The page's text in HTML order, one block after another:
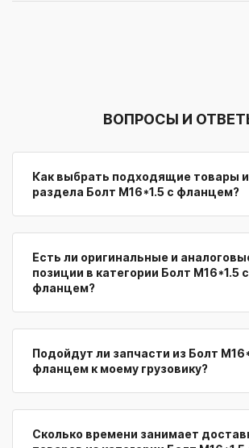
ВОПРОСЫ И
Как выбрать подходящие товары
раздела Болт М16*1.5 с фланцем?
Есть ли оригинальные и
позиции в категории Болт М16*1.5 с
фланцем?
Подойдут ли запчасти из Болт
фланцем к моему грузовику?
Сколько времени занимает